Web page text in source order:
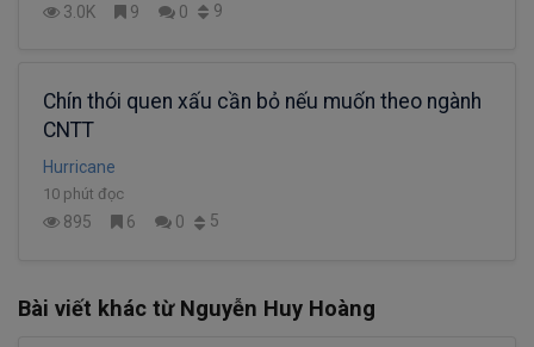
3.0K 9 0 9
Chín thói quen xấu cần bỏ nếu muốn theo ngành
CNTT
Hurricane
10 phút đọc
895 6 0 5
Bài viết khác từ Nguyễn Huy Hoàng